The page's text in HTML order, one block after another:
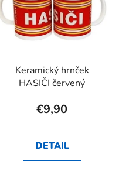
Keramický hrnček
HASIČI červený
€9,90
DETAIL